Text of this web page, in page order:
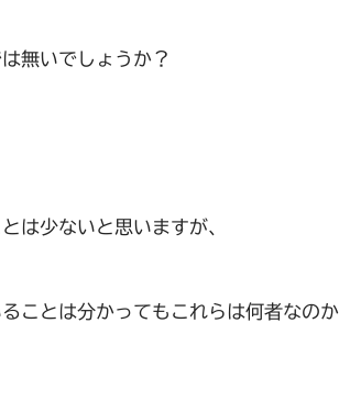
無いでしょうか？
とは少ないと思いますが、
ことは分かってもこれらは何者なのか